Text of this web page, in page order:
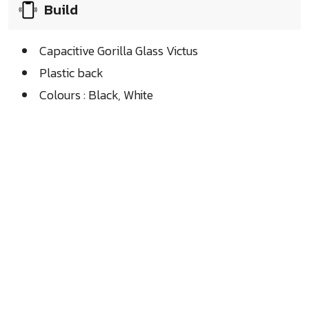
Build
Capacitive Gorilla Glass Victus
Plastic back
Colours : Black, White